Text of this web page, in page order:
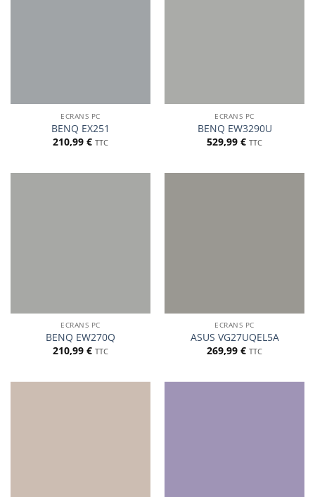
ECRANS PC
BENQ EX251
210,99 € TTC
ECRANS PC
BENQ EW3290U
529,99 € TTC
ECRANS PC
BENQ EW270Q
210,99 € TTC
ECRANS PC
ASUS VG27UQEL5A
269,99 € TTC